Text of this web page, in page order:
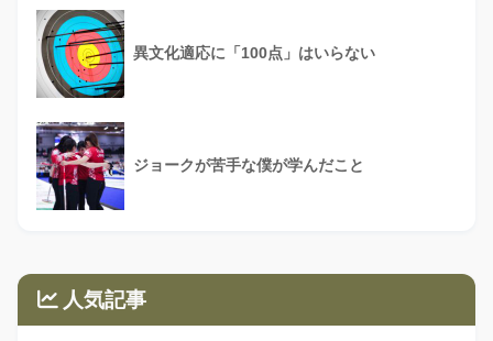
異文化適応に「100点」はいらない
ジョークが苦手な僕が学んだこと
人気記事